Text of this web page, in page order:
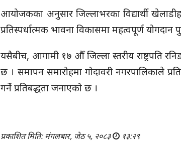
आयोजकका अनुसार जिल्लाभरका विद्यार्थी
प्रतिस्पर्धात्मक भावना विकासमा महत्वपूर्ण योगदान
यसैबीच, आगामी १७ औँ जिल्ला स्तरीय राष्ट्रपति
छ । समापन समारोहमा गोदावरी नगरपालिकाले
गर्ने प्रतिबद्धता जनाएको छ ।
प्रकाशित मिति: मंगलबार, जेठ ५, २०८३ १३:२९